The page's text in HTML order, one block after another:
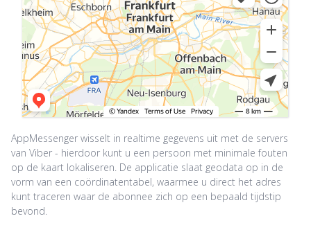
AppMessenger wisselt in realtime gegevens uit met de servers
van Viber - hierdoor kunt u een persoon met minimale fouten
op de kaart lokaliseren. De applicatie slaat geodata op in de
vorm van een coördinatentabel, waarmee u direct het adres
kunt traceren waar de abonnee zich op een bepaald tijdstip
bevond.